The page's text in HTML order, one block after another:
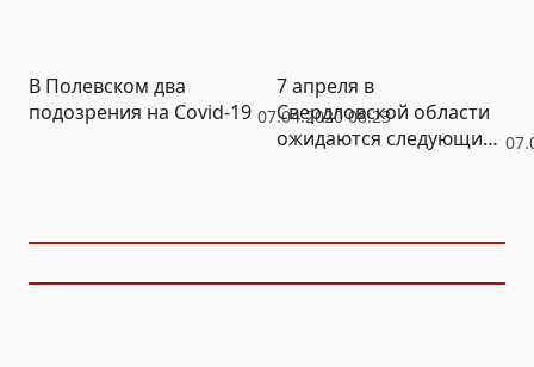
07.04.2020 08:23
В Полевском два
подозрения на Covid-19
7 апреля в
Свердловской области
ожидаются следующие